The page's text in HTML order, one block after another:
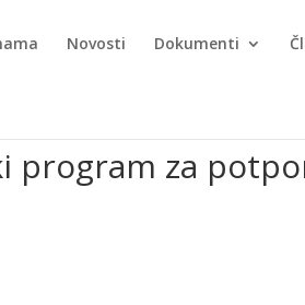
Novosti Dokumenti
program za